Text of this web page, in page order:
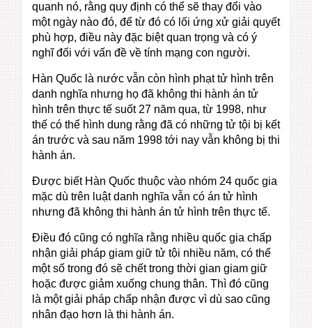
quanh nó, rằng quy định có thể sẽ thay đổi vào
một ngày nào đó, để từ đó có lối ứng xử giải quyết
phù hợp, điều này đặc biệt quan trọng và có ý
nghĩ đối với vấn đề về tính mạng con người.
Hàn Quốc là nước vẫn còn hình phạt tử hình trên
danh nghĩa nhưng họ đã không thi hành án tử
hình trên thực tế suốt 27 năm qua, từ 1998, như
thế có thể hình dung rằng đã có những tử tội bị kết
án trước và sau năm 1998 tới nay vẫn không bị thi
hành án.
Được biết Hàn Quốc thuộc vào nhóm 24 quốc gia
mặc dù trên luật danh nghĩa vẫn có án tử hình
nhưng đã không thi hành án tử hình trên thực tế.
Điều đó cũng có nghĩa rằng nhiều quốc gia chấp
nhận giải pháp giam giữ tử tội nhiều năm, có thể
một số trong đó sẽ chết trong thời gian giam giữ
hoặc được giảm xuống chung thân. Thì đó cũng
là một giải pháp chấp nhận được vì dù sao cũng
nhân đạo hơn là thi hành án.